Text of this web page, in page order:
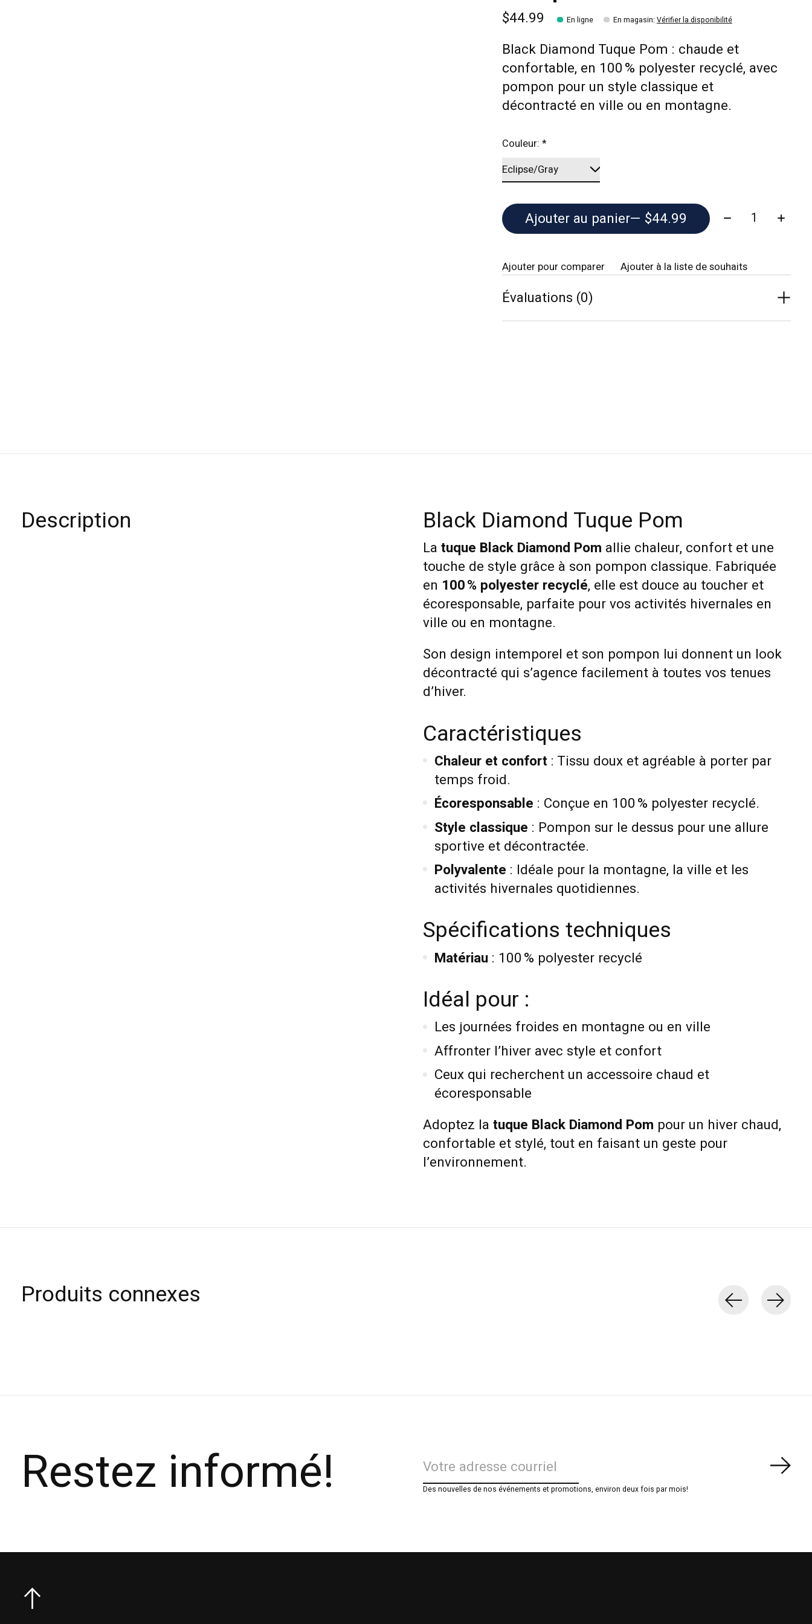
$44.99 En ligne En magasin: Vérifier la disponibilité
Black Diamond Tuque Pom : chaude et
confortable, en 100 % polyester recyclé, avec
pompon pour un style classique et
décontracté en ville ou en montagne.
Couleur:*
Ajouter au panier — $44.99 Quantité:
Ajouter pour comparer Ajouter à la liste de souhaits
Évaluations (0)
Description Black Diamond Tuque Pom
La tuque Black Diamond Pom allie chaleur, confort et une
touche de style grâce à son pompon classique. Fabriquée
en 100 % polyester recyclé, elle est douce au toucher et
écoresponsable, parfaite pour vos activités hivernales en
ville ou en montagne.
Son design intemporel et son pompon lui donnent un look
décontracté qui s’agence facilement à toutes vos tenues
d’hiver.
Caractéristiques
Chaleur et confort : Tissu doux et agréable à porter par
temps froid.
Écoresponsable : Conçue en 100 % polyester recyclé.
Style classique : Pompon sur le dessus pour une allure
sportive et décontractée.
Polyvalente : Idéale pour la montagne, la ville et les
activités hivernales quotidiennes.
Spécifications techniques
Matériau: 100 % polyester recyclé
Idéal pour :
Les journées froides en montagne ou en ville
Affronter l’hiver avec style et confort
Ceux qui recherchent un accessoire chaud et
écoresponsable
Adoptez la tuque Black Diamond Pom pour un hiver chaud,
confortable et stylé, tout en faisant un geste pour
l’environnement.
Produits connexes
Restez informé! Des nouvelles de nos événements et promotions, environ deux fois par mois!